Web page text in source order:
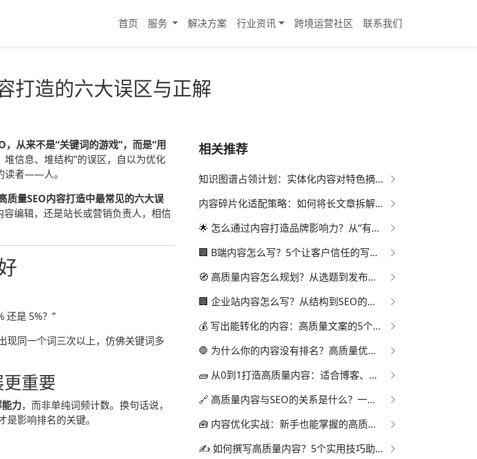
首页 服务 解决方案 行业资讯 跨境运营社区 联系我们
打造的六大误区与正解
，从来不是“关键词的游戏”，而是“用
信息、堆结构”的误区，自以为优化
读者——人。
质量SEO内容打造中最常见的六大误
容编辑，还是站长或营销负责人，相信
还是 5%？”
现同一个词三次以上，仿佛关键词多
更重要
力，而非单纯词频计数。换句话说，
影响排名的关键。
相关推荐
知识图谱占领计划：实体化内容对特色摘要的捕获率研究
内容碎片化适配策略：如何将长文章拆解为高权重"知识单元"？
🌟 怎么通过内容打造品牌影响力？从“有用”到“记住你”的路径
🏢 B端内容怎么写？5个让客户信任的写作原则
🧭 高质量内容怎么规划？从选题到发布的完整流程
🏢 企业站内容怎么写？从结构到SEO的一体化写法指南
💰 写出能转化的内容：高质量文案的5个关键技巧
🛑 为什么你的内容没有排名？高质量优化的5个盲点分析
🧱 从0到1打造高质量内容：适合博客、企业站的优化流程
🔗 高质量内容与SEO的关系是什么？一文讲清核心逻辑
🧰 内容优化实战：新手也能掌握的高质量写作方法
✍️ 如何撰写高质量内容？5个实用技巧助你提升SEO排名